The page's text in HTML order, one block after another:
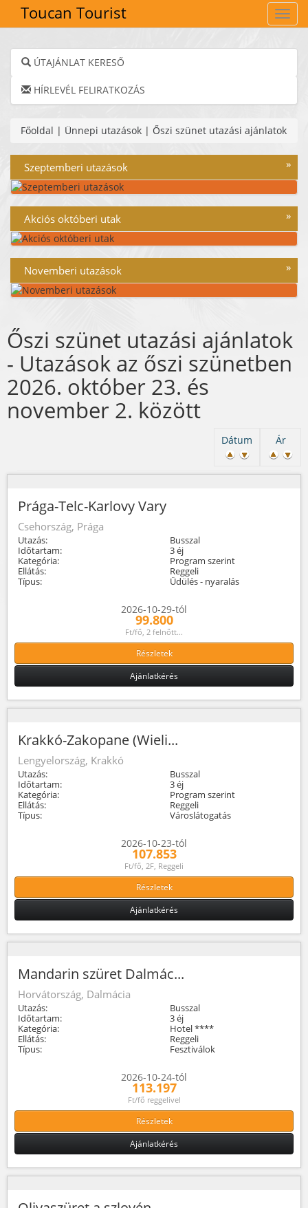
Toucan Tourist
ÚTAJÁNLAT KERESŐ
HÍRLEVÉL FELIRATKOZÁS
Főoldal | Ünnepi utazások | Őszi szünet utazási ajánlatok
Szeptemberi utazások »
Akciós októberi utak »
Novemberi utazások »
Őszi szünet utazási ajánlatok
- Utazások az őszi szünetben
2026. október 23. és
november 2. között
Ár
Dátum
Prága-Telc-Karlovy Vary
Csehország, Prága
Utazás:
Busszal
Időtartam:
3 éj
Kategória:
Program szerint
Ellátás:
Reggeli
Típus:
Üdülés - nyaralás
2026-10-29-tól
99.800
Ft/fő, 2 felnőtt...
Részletek
Ajánlatkérés
Krakkó-Zakopane (Wieli...
Lengyelország, Krakkó
Utazás:
Busszal
Időtartam:
3 éj
Kategória:
Program szerint
Ellátás:
Reggeli
Típus:
Városlátogatás
2026-10-23-tól
107.853
Ft/fő, 2F, Reggeli
Részletek
Ajánlatkérés
Mandarin szüret Dalmác...
Horvátország, Dalmácia
Utazás:
Busszal
Időtartam:
3 éj
Kategória:
Hotel ****
Ellátás:
Reggeli
Típus:
Fesztiválok
2026-10-24-tól
113.197
Ft/fő reggelivel
Részletek
Ajánlatkérés